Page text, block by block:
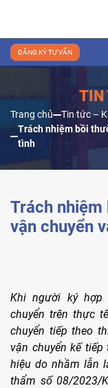
ĐĂNG KÝ TƯ VẤN
TIN
Trang chủ Tin tức –
Trách nhiệm bồi
tình
Trách
vận chuyển
Khi người ký hợp
chuyển trên thực
chuyển tiếp theo
vận chuyển kế
hiệu do nhầm lẫn
thẩm số 08/2023/